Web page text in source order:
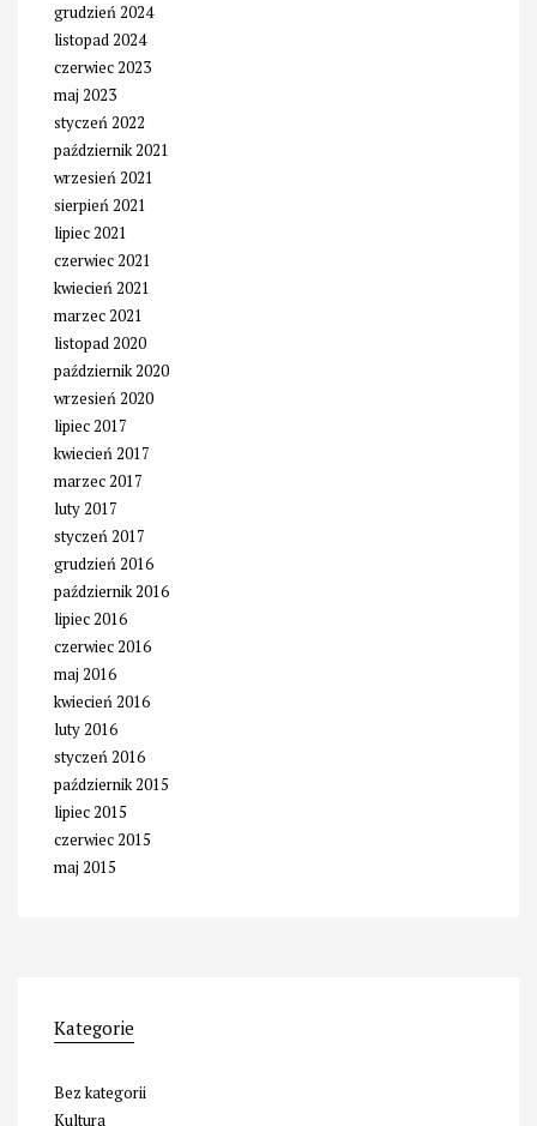
grudzień 2024
listopad 2024
czerwiec 2023
maj 2023
styczeń 2022
październik 2021
wrzesień 2021
sierpień 2021
lipiec 2021
czerwiec 2021
kwiecień 2021
marzec 2021
listopad 2020
październik 2020
wrzesień 2020
lipiec 2017
kwiecień 2017
marzec 2017
luty 2017
styczeń 2017
grudzień 2016
październik 2016
lipiec 2016
czerwiec 2016
maj 2016
kwiecień 2016
luty 2016
styczeń 2016
październik 2015
lipiec 2015
czerwiec 2015
maj 2015
Kategorie
Bez kategorii
Kultura